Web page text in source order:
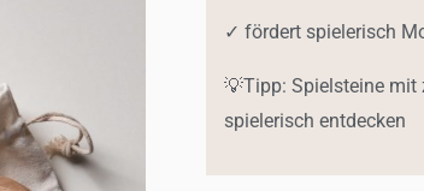
✓ fördert spielerisch
💡Tipp: Spielsteine mit
spielerisch entdecken